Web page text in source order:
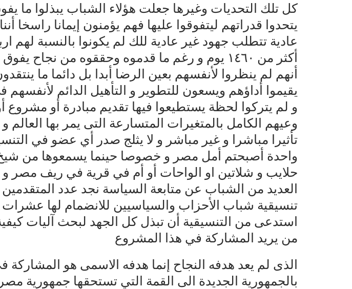
كل تلك التحديات وغيرها جعلت هؤلاء الشباب يبذلوا ما
يتحدوا قدراتهم ليتفوقوا عليها فهم يؤمنون إيمانا راسخا
عادية تتطلب جهود غير عادية للك لم يكونوا بالنسبة لهم
أكثر من ١٤٦٠ يوم و رغم ما قدموه وحققوه من نجاح
أنهم لم ينظروا لأنفسهم بعين الرضا أبدا بل دائما ما
يقيموا أداؤهم ويسعون للتطوير و التأهيل الدائم
و لم يتركوا لحظة يستطيعوا فيها تقديم مبادرة أو مشروع
وعيهم الكامل بالمتغيرات المتسارعة التى يمر بها العالم
تأثيرا مباشرا و غير مباشر و لا يثلج صدر أي عضو في
واحدة أصبحتم أمل مصر و خصوصا حينما يسمعوها من
حلايب و شلاتين او الواحات أو أم في قرية في ريف مصر
العديد من الشباب عن متابعة السياسة نجد عدد
تنسيقية شباب الأحزاب والسياسيين للانضمام لها عشرات
استدعى من التنسيقية أن تبذل كل الجهد لبحث آليات
من يريد المشاركة في هذا المشروع
الذى لم يعد هدفه النجاح إنما هدفه الاسمى هو المشاركة
بالجمهورية الجديدة الى القمة التي تستحقها جمهورية مصر